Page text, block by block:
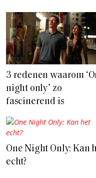
3 redenen waarom
night only’ zo
fascinerend is
One Night Only: Kan
echt?